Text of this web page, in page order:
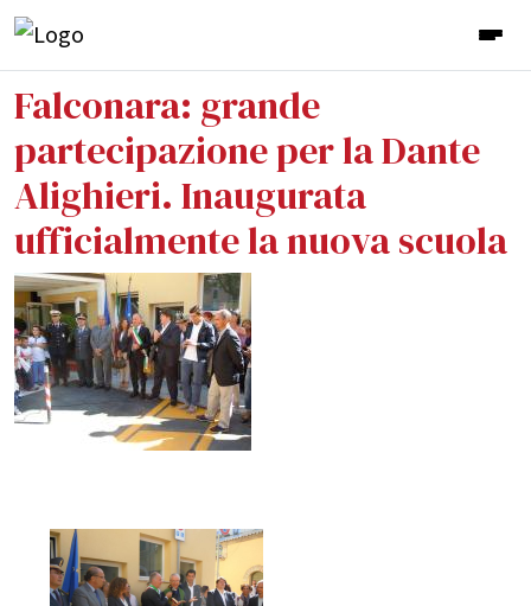
Falconara: grande
partecipazione per la Dante
Alighieri. Inaugurata
ufficialmente la nuova scuola